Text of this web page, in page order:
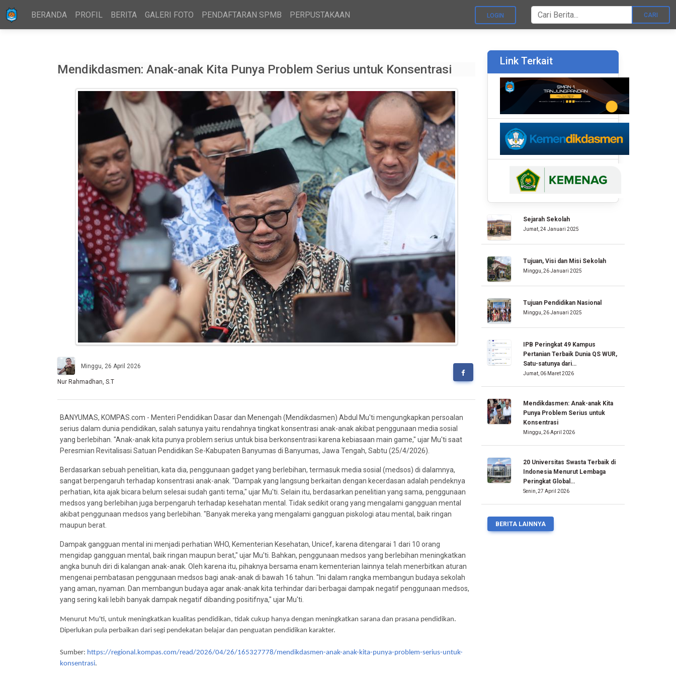
BERANDA PROFIL BERITA GALERI FOTO PENDAFTARAN SPMB PERPUSTAKAAN LOGIN
Mendikdasmen: Anak-anak Kita Punya Problem Serius untuk Konsentrasi
Minggu, 26 April 2026
Nur Rahmadhan, S.T
BANYUMAS, KOMPAS.com - Menteri Pendidikan Dasar dan Menengah (Mendikdasmen) Abdul Mu'ti mengungkapkan persoalan
serius dalam dunia pendidikan, salah satunya yaitu rendahnya tingkat konsentrasi anak-anak akibat penggunaan media sosial
yang berlebihan. "Anak-anak kita punya problem serius untuk bisa berkonsentrasi karena kebiasaan main game," ujar Mu'ti saat
Peresmian Revitalisasi Satuan Pendidikan Se-Kabupaten Banyumas di Banyumas, Jawa Tengah, Sabtu (25/4/2026).
Berdasarkan sebuah penelitian, kata dia, penggunaan gadget yang berlebihan, termasuk media sosial (medsos) di dalamnya,
sangat berpengaruh terhadap konsentrasi anak-anak. "Dampak yang langsung berkaitan dengan kecerdasan adalah pendeknya
perhatian, kita ajak bicara belum selesai sudah ganti tema," ujar Mu'ti. Selain itu, berdasarkan penelitian yang sama, penggunaan
medsos yang berlebihan juga berpengaruh terhadap kesehatan mental. Tidak sedikit orang yang mengalami gangguan mental
akibat penggunaan medsos yang berlebihan. "Banyak mereka yang mengalami gangguan piskologi atau mental, baik ringan
maupun berat.
Dampak gangguan mental ini menjadi perhatian WHO, Kementerian Kesehatan, Unicef, karena ditengarai 1 dari 10 orang
mengidap gangguan mental, baik ringan maupun berat," ujar Mu'ti. Bahkan, penggunaan medsos yang berlebihan meningkatkan
angka bunuh diri di kalangan anak-anak. Oleh karena itu, pihaknya bersama enam kementerian lainnya telah menerbitkan aturan
mengenai pembatasan penggunaan medsos bagi anak-anak di bawah 16 tahun. "Ini dalam rangka membangun budaya sekolah
yang aman, nyaman. Dan membangun budaya agar anak-anak kita terhindar dari berbagai dampak negatif penggunaan medsos,
yang sering kali lebih banyak dampak negatif dibanding positifnya," ujar Mu'ti.
Menurut Mu'ti, untuk meningkatkan kualitas pendidikan, tidak cukup hanya dengan meningkatkan sarana dan prasana pendidikan.
Diperlukan pula perbaikan dari segi pendekatan belajar dan penguatan pendidikan karakter.
Sumber: https://regional.kompas.com/read/2026/04/26/165327778/mendikdasmen-anak-anak-kita-punya-problem-serius-untuk-
konsentrasi.
Link Terkait
Sejarah Sekolah
Jumat, 24 Januari 2025
Tujuan, Visi dan Misi Sekolah
Minggu, 26 Januari 2025
Tujuan Pendidikan Nasional
Minggu, 26 Januari 2025
IPB Peringkat 49 Kampus
Pertanian Terbaik Dunia QS WUR,
Satu-satunya dari…
Jumat, 06 Maret 2026
Mendikdasmen: Anak-anak Kita
Punya Problem Serius untuk
Konsentrasi
Minggu, 26 April 2026
20 Universitas Swasta Terbaik di
Indonesia Menurut Lembaga
Peringkat Global…
Senin, 27 April 2026
BERITA LAINNYA